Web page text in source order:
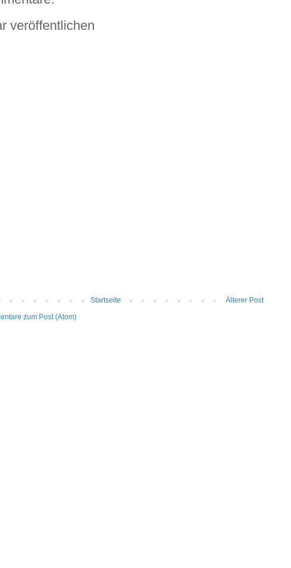
veröffentlichen
Älterer Post
Startseite
zum Post (Atom)